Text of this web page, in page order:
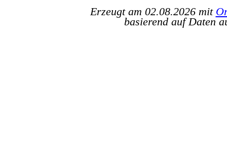
Erzeugt am 02.08.2026 mit
basierend auf Daten